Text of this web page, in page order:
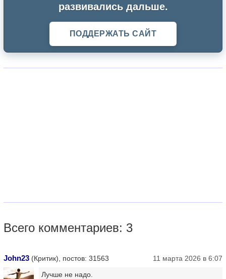
развивались дальше.
ПОДДЕРЖАТЬ САЙТ
Всего комментариев: 3
John23 (Критик), постов: 31563 11 марта 2026 в 6:07
Лучше не надо.